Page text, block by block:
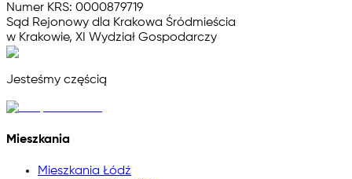
Numer KRS: 0000879719
Sąd Rejonowy dla Krakowa Śródmieścia
w Krakowie, XI Wydział Gospodarczy
Jesteśmy częścią
Mieszkania
Mieszkania Łódź